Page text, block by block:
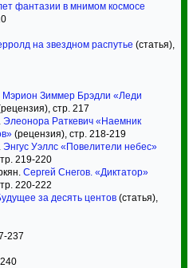
фантазии в мнимом космосе
на звездном распутье (статья),
Мэрион Зиммер Брэдли «Леди
стр. 217
Элеонора Раткевич «Наемник
(рецензия), стр. 218-219
Энгус Уэллс «Повелители небес»
219-220
Сергей Снегов. «Диктатор»
220-222
за десять центов (статья),
237